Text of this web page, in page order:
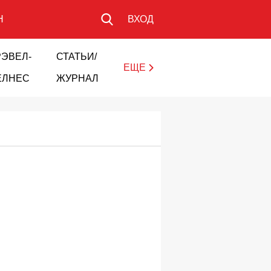
ВХОД
СТАТЬИ/
ЖУРНАЛ
ЕЩЕ